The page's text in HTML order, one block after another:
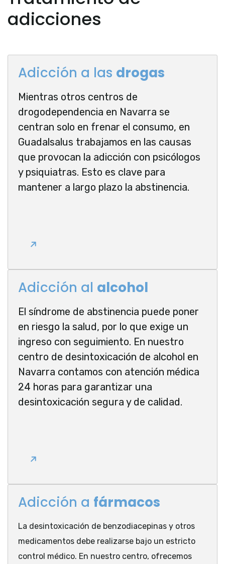
adicciones
Adicción a las drogas
Mientras otros centros de
drogodependencia en Navarra se
centran solo en frenar el consumo, en
Guadalsalus trabajamos en las causas
que provocan la adicción con psicólogos
y psiquiatras. Esto es clave para
mantener a largo plazo la abstinencia.
Adicción al alcohol
El síndrome de abstinencia puede poner
en riesgo la salud, por lo que exige un
ingreso con seguimiento. En nuestro
centro de desintoxicación de alcohol en
Navarra contamos con atención médica
24 horas para garantizar una
desintoxicación segura y de calidad.
Adicción a fármacos
La desintoxicación de benzodiacepinas y otros
medicamentos debe realizarse bajo un estricto
control médico. En nuestro centro, ofrecemos